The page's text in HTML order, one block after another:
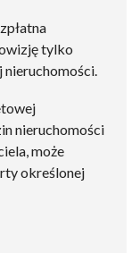
tylko
nieruchomości.
nieruchomości
może
określonej